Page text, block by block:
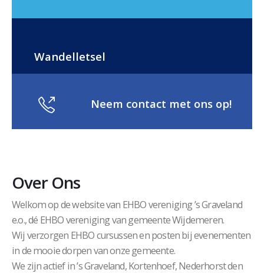
Wandelletsel
Neem contact met ons op!
Over Ons
Welkom op de website van EHBO vereniging ’s Graveland
e.o., dé EHBO vereniging van gemeente Wijdemeren.
Wij verzorgen EHBO cursussen en posten bij evenementen
in de mooie dorpen van onze gemeente.
We zijn actief in ’s Graveland, Kortenhoef, Nederhorst den